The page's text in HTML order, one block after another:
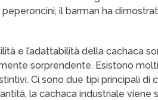
peperoncini, il barman ha
e l’adattabilità della cachaca
sorprendente. Esistono
Ci sono due tipi principali di
la cachaca industriale viene